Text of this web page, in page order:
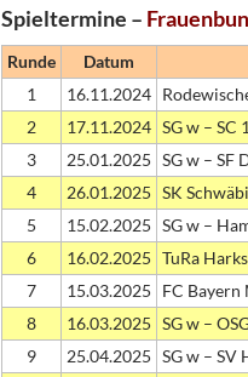
Spieltermine –
Runde Datum
1
16.11.2024
2
17.11.2024 SG w – SC
3
25.01.2025 SG w – SF
4
26.01.2025 SK
5
15.02.2025 SG w –
6
16.02.2025 TuRa
7
15.03.2025
FC Bayern
8
16.03.2025 SG w –
9
25.04.2025 SG w – SV